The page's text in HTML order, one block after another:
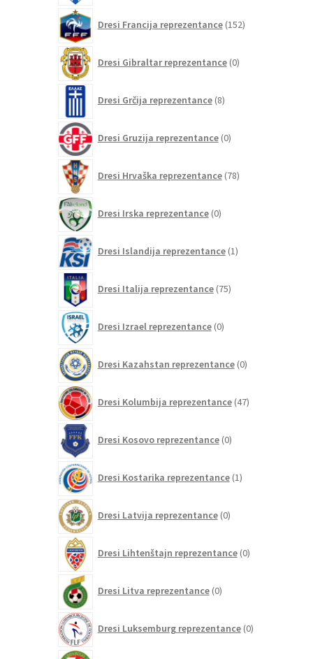
Dresi Francija reprezentance 152izdelkov
Dresi Gibraltar reprezentance 0izdelkov
Dresi Grčija reprezentance 8izdelkov
Dresi Gruzija reprezentance 0izdelkov
Dresi Hrvaška reprezentance 78izdelkov
Dresi Irska reprezentance 0izdelkov
Dresi Islandija reprezentance 1izdelek
Dresi Italija reprezentance 75izdelkov
Dresi Izrael reprezentance 0izdelkov
Dresi Kazahstan reprezentance 0izdelkov
Dresi Kolumbija reprezentance 47izdelkov
Dresi Kosovo reprezentance 0izdelkov
Dresi Kostarika reprezentance 1izdelek
Dresi Latvija reprezentance 0izdelkov
Dresi Lihtenštajn reprezentance 0izdelkov
Dresi Litva reprezentance 0izdelkov
Dresi Luksemburg reprezentance 0izdelkov